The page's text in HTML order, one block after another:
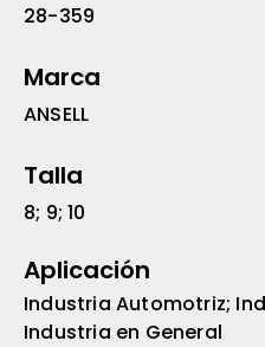
28-359
Marca
ANSELL
Talla
8; 9; 10
Aplicación
Industria Automotriz;
Industria en General